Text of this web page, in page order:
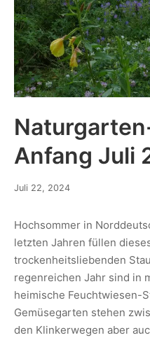
Anfang Juli
Juli 22, 2024
Hochsommer in
letzten Jahren füllen
trockenheitsliebenden
regenreichen Jahr sind in
heimische Feuchtwiesen-
Gemüsegarten stehen
den Klinkerwegen aber